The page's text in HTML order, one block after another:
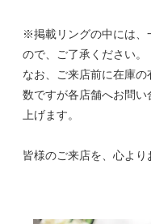
※掲載リングの中には、
ので、ご了承ください。
なお、ご来店前に在庫
数ですが各店舗へお問
上げます。
皆様のご来店を、心より